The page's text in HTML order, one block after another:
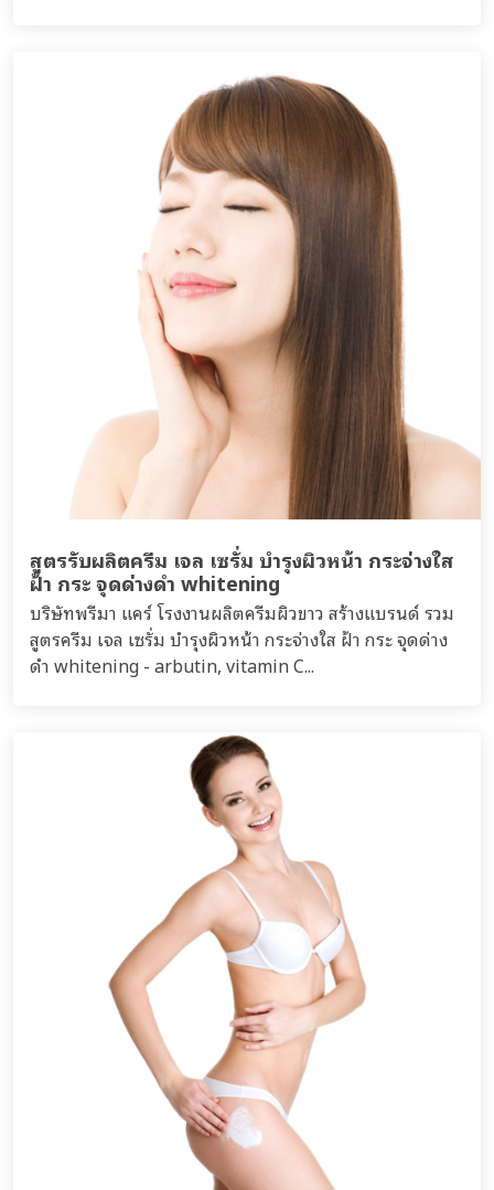
สูตรรับผลิตครีม เจล เซรั่ม บำรุงผิวหน้า กระจ่างใส
ฝ้า กระ จุดด่างดำ whitening
บริษัทพรีมา แคร์ โรงงานผลิตครีมผิวขาว สร้างแบรนด์ รวม
สูตรครีม เจล เซรั่ม บำรุงผิวหน้า กระจ่างใส ฝ้า กระ จุดด่าง
ดำ whitening - arbutin, vitamin C...